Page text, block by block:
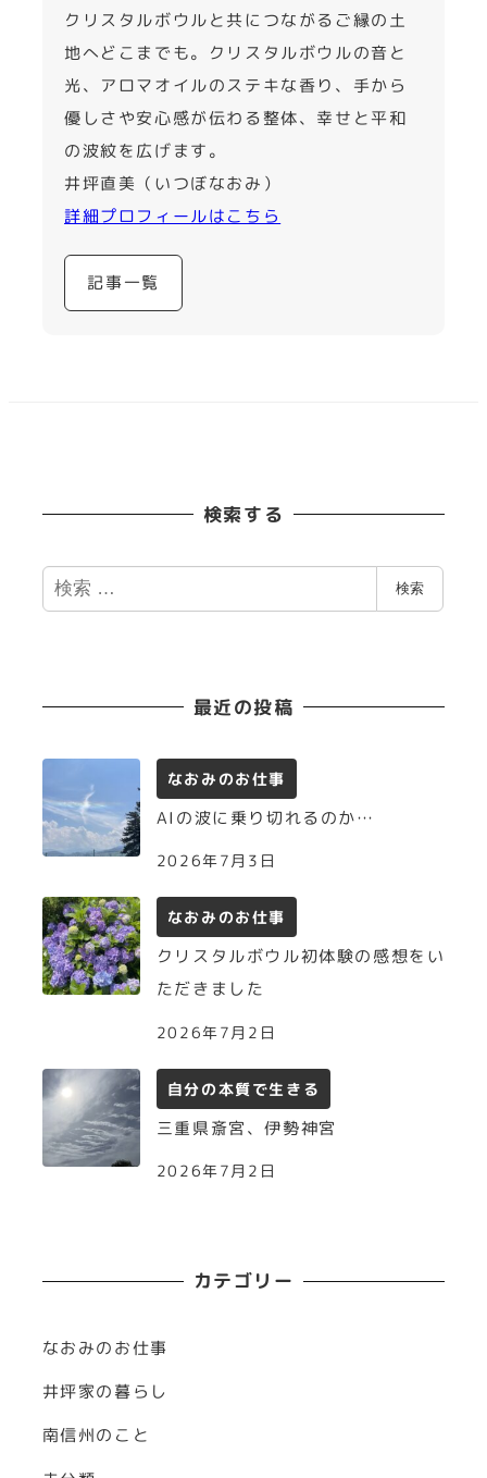
クリスタルボウルと共につながるご縁の土
地へどこまでも。クリスタルボウルの音と
光、アロマオイルのステキな香り、手から
優しさや安心感が伝わる整体、幸せと平和
の波紋を広げます。
井坪直美（いつぼなおみ）
詳細プロフィールはこちら
記事一覧
検索する
検
索
検索
最近の投稿
なおみのお仕事
AIの波に乗り切れるのか…
2026年7月3日
なおみのお仕事
クリスタルボウル初体験の感想をい
ただきました
2026年7月2日
自分の本質で生きる
三重県斎宮、伊勢神宮
2026年7月2日
カテゴリー
なおみのお仕事
井坪家の暮らし
南信州のこと